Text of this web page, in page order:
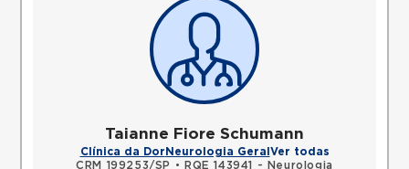
Taianne Fiore Schumann
Clínica da Dor Neurologia Geral Ver todas
CRM 199253/SP
•
RQE 143941 - Neurologia